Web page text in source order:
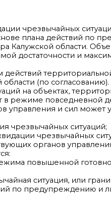
чрезвычайных
плана действий по
Калужской области.
достаточности и
(по согласованию).
на объектах,
режиме повседневной
и сил может
чрезвычайных ситуаций;
чрезвычайных
органов
повышенной
ситуация, или
по предупреждению и